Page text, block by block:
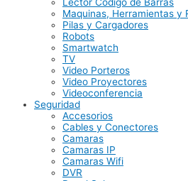
Maquinas, Herramientas y
Pilas y Cargadores
Robots
Smartwatch
TV
Video Porteros
Video Proyectores
Videoconferencia
Seguridad
Accesorios
Cables y Conectores
Camaras
Camaras IP
Camaras Wifi
DVR